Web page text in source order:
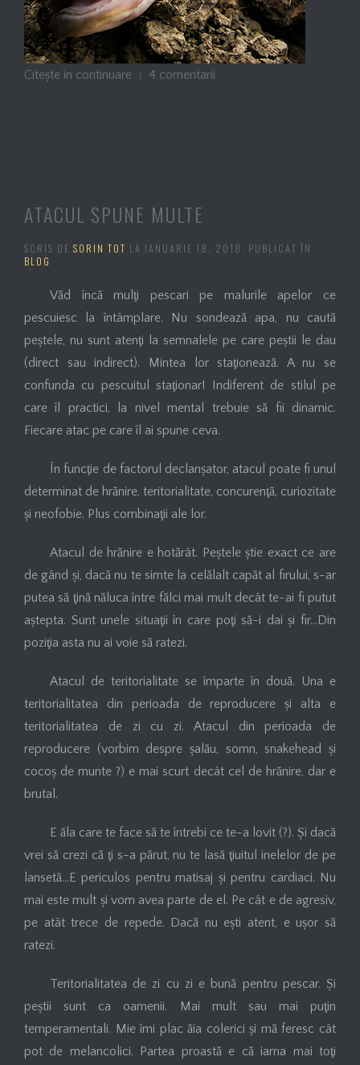
Citește în continuare 4 comentarii
ATACUL SPUNE MULTE
SCRIS DE SORIN TOT LA IANUARIE 18, 2018
. PUBLICAT ÎN
BLOG
Văd încă mulţi pescari pe malurile apelor ce
pescuiesc la întâmplare. Nu sondează apa, nu caută
peștele, nu sunt atenţi la semnalele pe care peștii le dau
(direct sau indirect). Mintea lor staţionează. A nu se
confunda cu pescuitul staţionar! Indiferent de stilul pe
care îl practici, la nivel mental trebuie să fii dinamic.
Fiecare atac pe care îl ai spune ceva.
În funcţie de factorul declanșator, atacul poate fi unul
determinat de hrănire, teritorialitate, concurenţă, curiozitate
și neofobie. Plus combinaţii ale lor.
Atacul de hrănire e hotărât. Peștele știe exact ce are
de gând și, dacă nu te simte la celălalt capăt al firului, s-ar
putea să ţină năluca între fălci mai mult decât te-ai fi putut
aștepta. Sunt unele situaţii în care poţi să-i dai și fir…Din
poziţia asta nu ai voie să ratezi.
Atacul de teritorialitate se împarte în două. Una e
teritorialitatea din perioada de reproducere și alta e
teritorialitatea de zi cu zi. Atacul din perioada de
reproducere (vorbim despre șalău, somn, snakehead și
cocoș de munte ?) e mai scurt decât cel de hrănire, dar e
brutal.
E ăla care te face să te întrebi ce te-a lovit (?). Și dacă
vrei să crezi că ţi s-a părut, nu te lasă ţiuitul inelelor de pe
lansetă…E periculos pentru matisaj și pentru cardiaci. Nu
mai este mult și vom avea parte de el. Pe cât e de agresiv,
pe atât trece de repede. Dacă nu ești atent, e ușor să
ratezi.
Teritorialitatea de zi cu zi e bună pentru pescar. Și
peștii sunt ca oamenii. Mai mult sau mai puţin
temperamentali. Mie îmi plac ăia colerici și mă feresc cât
pot de melancolici. Partea proastă e că iarna mai toţi